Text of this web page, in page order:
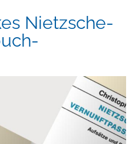
Nietzsche-